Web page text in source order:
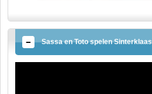
Sassa en Toto spelen Sinterklaas